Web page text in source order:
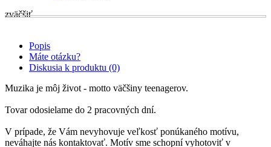
zväčšiť
Popis
Máte otázku?
Diskusia k produktu (0)
Muzika je môj život - motto väčšiny teenagerov.
Tovar odosielame do 2 pracovných dní.
V prípade, že Vám nevyhovuje veľkosť ponúkaného motívu,
neváhajte nás kontaktovať. Motív sme schopní vyhotoviť v